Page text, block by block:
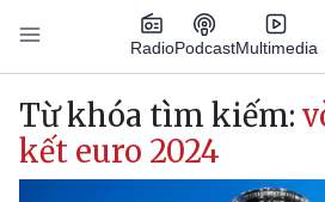
Nhảy đến nội dung
RadioPodcastMultimedia
Main navigation
Từ khóa tìm kiếm:
kết euro 2024